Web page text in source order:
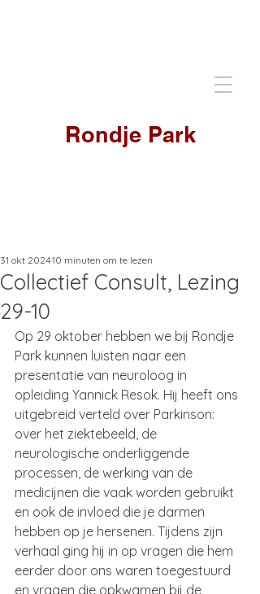
Rondje Park
Collectief Consult, Lezing
29-10
31 okt 202410 minuten om te lezen
Op 29 oktober hebben we bij Rondje
Park kunnen luisten naar een
presentatie van neuroloog in
opleiding Yannick Resok. Hij heeft ons
uitgebreid verteld over Parkinson:
over het ziektebeeld, de
neurologische onderliggende
processen, de werking van de
medicijnen die vaak worden gebruikt
en ook de invloed die je darmen
hebben op je hersenen. Tijdens zijn
verhaal ging hij in op vragen die hem
eerder door ons waren toegestuurd
en vragen die opkwamen bij de